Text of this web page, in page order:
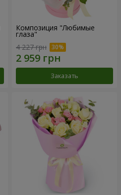
Композиция "Любимые
глаза"
4 227 грн
Заказать